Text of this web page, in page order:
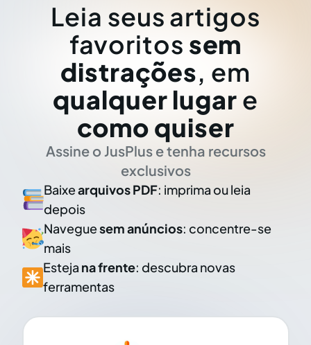
Leia seus artigos
favoritos sem
distrações, em
qualquer lugar e
como quiser
Assine o JusPlus e tenha recursos
exclusivos
Baixearquivos PDF: imprima ou leia
depois
Naveguesem anúncios: concentre-se
mais
Esteja na frente: descubra novas
ferramentas